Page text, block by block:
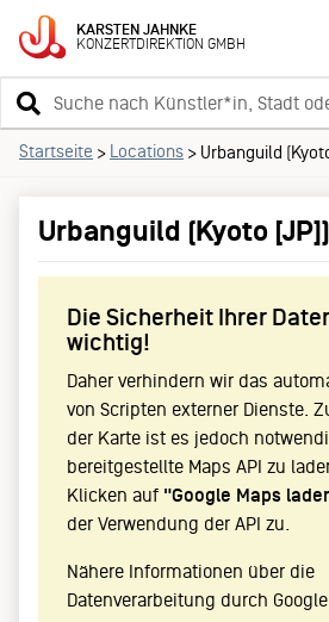
KARSTENJAHNKE
KONZERTDIREKTIONGMBH
Suchbegriff
eingeben
Startseite > Locations > Urbanguild
Urbanguild (Kyoto [JP])
Die Sicherheit Ihrer
wichtig!
Daher verhindern wir das
von Scripten externer Dienste.
der Karte ist es jedoch
bereitgestellte Maps API zu
Klicken auf "Google Maps
der Verwendung der API zu.
Nähere Informationen über die
Datenverarbeitung durch